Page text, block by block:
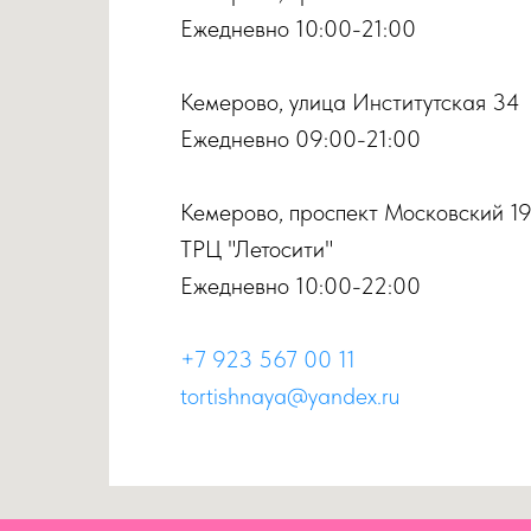
Ежедневно 10:00-21:00
Кемерово, улица Институтская 34
Ежедневно 09:00-21:00
Кемерово, проспект Московский 19
ТРЦ "Летосити"
Ежедневно 10:00-22:00
+7 923 567 00 11
tortishnaya@yandex.ru